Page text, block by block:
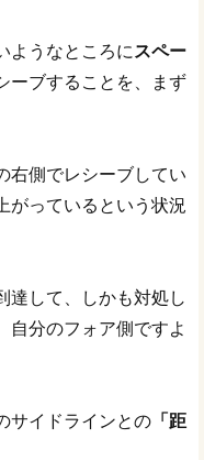
ようなところに スペー
ーブすることを、まず
右側でレシーブしてい
がっているという状況
達して、しかも対処し
自分のフォア側ですよ
サイドラインとの「距